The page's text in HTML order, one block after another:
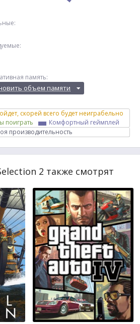
память:
объем памяти
скорей всего будет неиграбельно
поиграть
Комфортный геймплей
производительность
2 также смотрят